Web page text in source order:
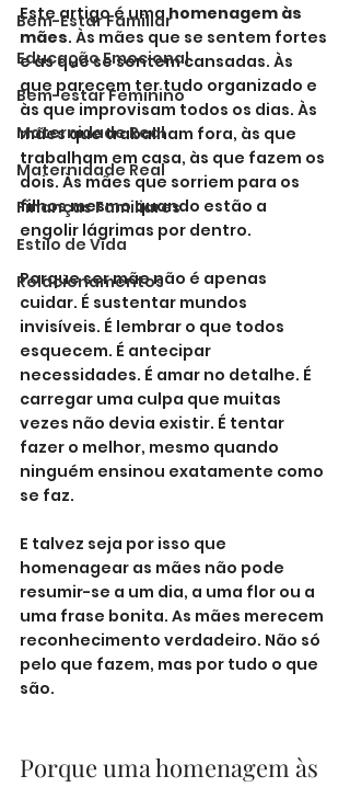
Bem-Estar Familiar
Educação Emocional
Bem-estar Feminino
Maternidade Real
Maternidade Real
Finanças Familiares
Estilo de Vida
Relacionamentos
Este artigo é uma homenagem às
mães. Às mães que se sentem fortes
e às que se sentem cansadas. Às
que parecem ter tudo organizado e
às que improvisam todos os dias. Às
mães que trabalham fora, às que
trabalham em casa, às que fazem os
dois. Às mães que sorriem para os
filhos mesmo quando estão a
engolir lágrimas por dentro.
Porque ser mãe não é apenas
cuidar. É sustentar mundos
invisíveis. É lembrar o que todos
esquecem. É antecipar
necessidades. É amar no detalhe. É
carregar uma culpa que muitas
vezes não devia existir. É tentar
fazer o melhor, mesmo quando
ninguém ensinou exatamente como
se faz.
E talvez seja por isso que
homenagear as mães não pode
resumir-se a um dia, a uma flor ou a
uma frase bonita. As mães merecem
reconhecimento verdadeiro. Não só
pelo que fazem, mas por tudo o que
são.
Porque uma homenagem às